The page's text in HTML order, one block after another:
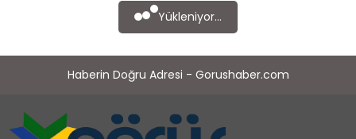
SPOR
Yükleniyor...
Haberin Doğru Adresi - Gorushaber.com